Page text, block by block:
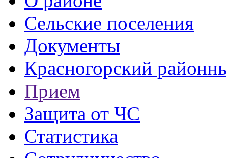
Сельские поселения
Документы
Красногорский
Прием
Защита от ЧС
Статистика